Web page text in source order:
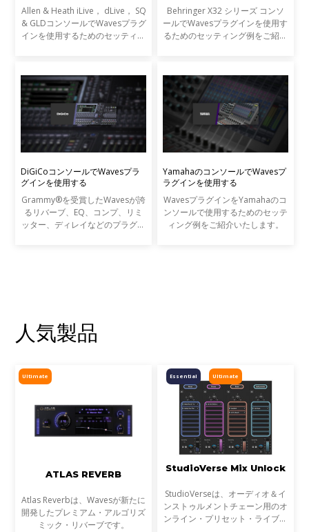
Allen & Heath iLive， dLive， SQ
& GLDコンソールでWavesプラグ
インを使用するためのセッティン
Behringer X32 シリーズ コンソ
ールでWavesプラグインを使用す
るためのセッティング例をご紹介
DiGiCoコンソールでWavesプラ
グインを使用する
Grammy®を受賞したWavesが誇
るリバーブ、EQ、コンプ、リミ
ッター、ディレイなどのプラグイ
YamahaのコンソールでWavesプ
ラグインを使用する
WavesプラグインをYamahaのコ
ンソールで使用するためのセッテ
ィング例をご紹介いたします。
人気製品
Ultimate
ATLAS REVERB
Atlas Reverbは、Wavesが新たに
開発したプレミアム・アルゴリズ
ミック・リバーブです。
Ultimate
Essential
StudioVerse Mix Unlock
StudioVerseは、オーディオ＆イ
ンストゥルメントチェーン用のオ
ンライン・プリセット・ライブラ